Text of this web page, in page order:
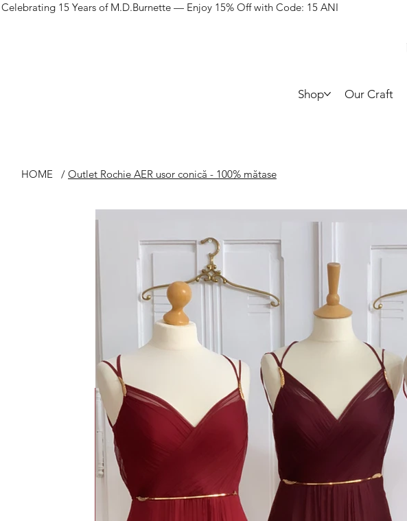
Celebrating 15 Years of M.D.Burnette — Enjoy 15% Off with Code: 15 ANI
Shop Our Craft
HOME / Outlet Rochie AER usor conică - 100% mătase